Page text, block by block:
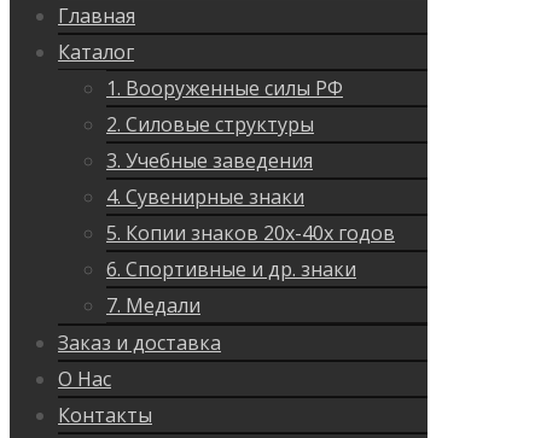
Главная
Каталог
1. Вооруженные силы РФ
2. Силовые структуры
3. Учебные заведения
4. Сувенирные знаки
5. Копии знаков 20х-40х годов
6. Спортивные и др. знаки
7. Медали
Заказ и доставка
О Нас
Контакты